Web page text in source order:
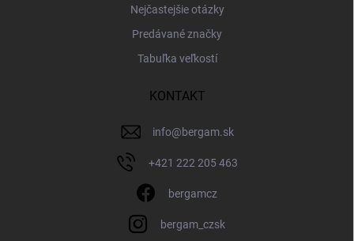
Nejčastejšie otázky
Predávané značky
Tabuľka veľkostí
KONTAKT
info@bergam.sk
+421 222 205 463
bergamcz
bergam_czsk